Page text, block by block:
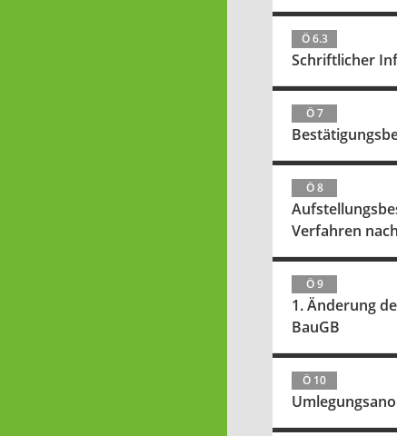
Ö 6.3
Schriftlicher
Ö 7
Ö 8
Verfahren
Ö 9
1. Änderung
BauGB
Ö 10